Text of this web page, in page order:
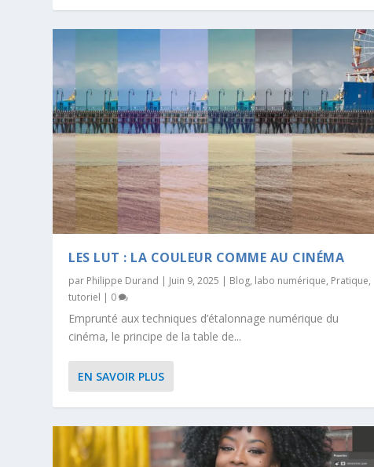
LES LUT : LA COULEUR COMME AU CINÉMA
par Philippe Durand Juin 9, 2025 Blog, labo numérique, Pratique,
tutoriel
0
Emprunté aux techniques d’étalonnage numérique du
cinéma, le principe de la table de...
EN SAVOIR PLUS